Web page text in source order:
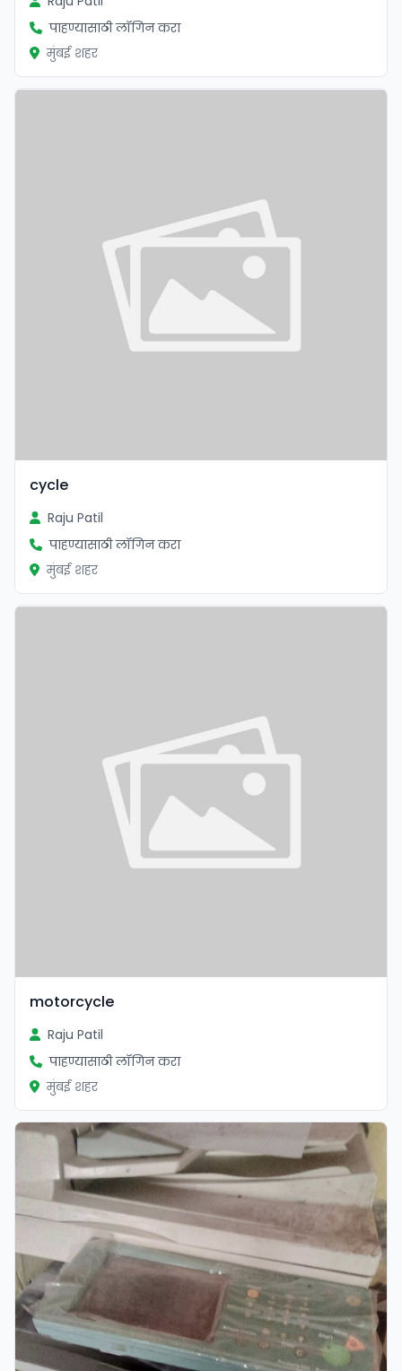
पाहण्यासाठी लॉगिन करा
मुंबई शहर
cycle
Raju Patil
पाहण्यासाठी लॉगिन करा
मुंबई शहर
motorcycle
Raju Patil
पाहण्यासाठी लॉगिन करा
मुंबई शहर